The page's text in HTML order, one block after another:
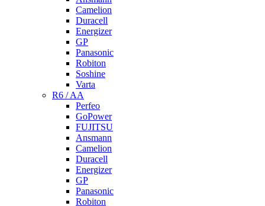
Camelion
Duracell
Energizer
GP
Panasonic
Robiton
Soshine
Varta
R6 / AA
Perfeo
GoPower
FUJITSU
Ansmann
Camelion
Duracell
Energizer
GP
Panasonic
Robiton